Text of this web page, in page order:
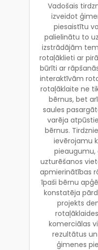
Vadošais
izveidot
piesaistītu
palielinātu to
izstrādājām
rotaļāklieti ar
būrīti ar
interaktīvām
rotaļāklaite ne
bērnus, bet
saules
varēja
bērnus.
ievērojamu
pieaugumu,
uzturēšanos
apmierinātības
īpaši bērnu
konstatēja
projekts
komerciālas
rezultātus
ģimenes